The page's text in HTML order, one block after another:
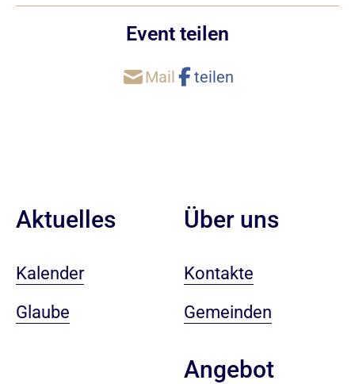
Event teilen
Aktuelles
Kalender
Glaube
Über uns
Kontakte
Gemeinden
Angebot